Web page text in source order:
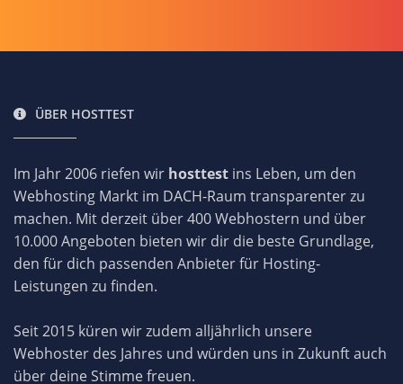
ÜBER HOSTTEST
Im Jahr 2006 riefen wir hosttest ins Leben, um den
Webhosting Markt im DACH-Raum transparenter zu
machen. Mit derzeit über 400 Webhostern und über
10.000 Angeboten bieten wir dir die beste Grundlage,
den für dich passenden Anbieter für Hosting-
Leistungen zu finden.
Seit 2015 küren wir zudem alljährlich unsere
Webhoster des Jahres und würden uns in Zukunft auch
über deine Stimme freuen.